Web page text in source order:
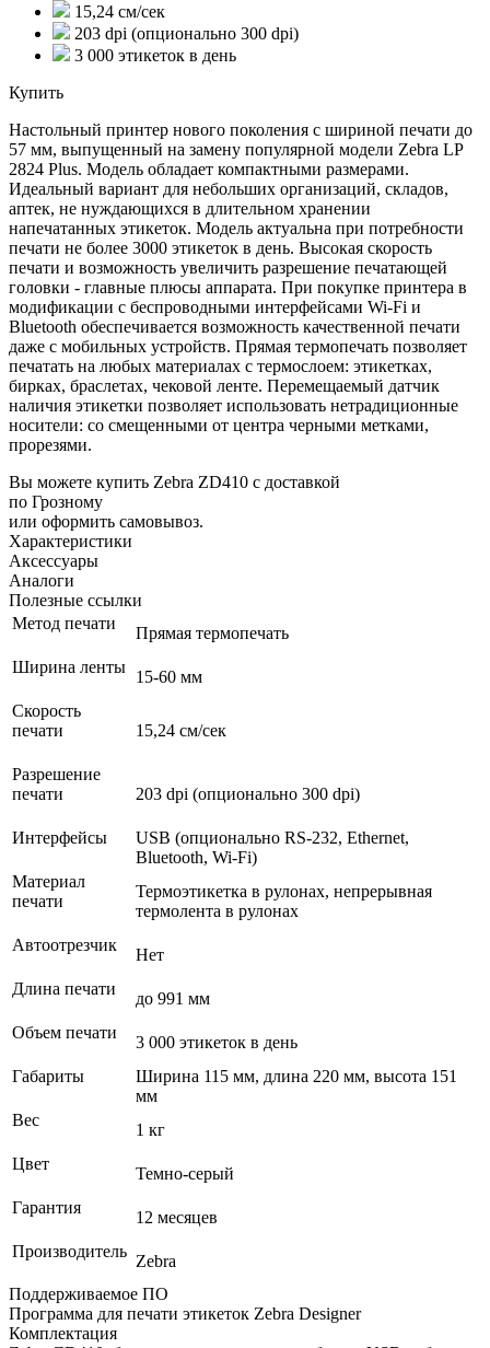
15,24 см/сек
203 dpi (опционально 300 dpi)
3 000 этикеток в день
Купить
Настольный принтер нового поколения с шириной печати до
57 мм, выпущенный на замену популярной модели Zebra LP
2824 Plus. Модель обладает компактными размерами.
Идеальный вариант для небольших организаций, складов,
аптек, не нуждающихся в длительном хранении
напечатанных этикеток. Модель актуальна при потребности
печати не более 3000 этикеток в день. Высокая скорость
печати и возможность увеличить разрешение печатающей
головки - главные плюсы аппарата. При покупке принтера в
модификации с беспроводными интерфейсами Wi-Fi и
Bluetooth обеспечивается возможность качественной печати
даже с мобильных устройств. Прямая термопечать позволяет
печатать на любых материалах с термослоем: этикетках,
бирках, браслетах, чековой ленте. Перемещаемый датчик
наличия этикетки позволяет использовать нетрадиционные
носители: со смещенными от центра черными метками,
прорезями.
Вы можете купить Zebra ZD410 с доставкой
по Грозному
или оформить самовывоз.
Характеристики
Аксессуары
Аналоги
Полезные ссылки
Метод печати
Прямая термопечать
Ширина ленты
15-60 мм
Скорость
печати
15,24 см/сек
Разрешение
печати
203 dpi (опционально 300 dpi)
Интерфейсы
USB (опционально RS-232, Ethernet,
Bluetooth, Wi-Fi)
Материал
печати
Термоэтикетка в рулонах, непрерывная
термолента в рулонах
Автоотрезчик
Нет
Длина печати
до 991 мм
Объем печати
3 000 этикеток в день
Габариты
Ширина 115 мм, длина 220 мм, высота 151
мм
Вес
1 кг
Цвет
Темно-серый
Гарантия
12 месяцев
Производитель
Zebra
Поддерживаемое ПО
Программа для печати этикеток Zebra Designer
Комплектация